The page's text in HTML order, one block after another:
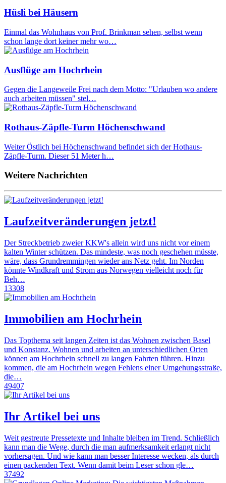
Hüsli bei Häusern
Einmal das Wohnhaus von Prof. Brinkman sehen, selbst wenn
schon lange dort keiner mehr wo…
Ausflüge am Hochrhein
Gegen die Langeweile Frei nach dem Motto: "Urlauben wo andere
auch arbeiten müssen" stel…
Rothaus-Zäpfle-Turm Höchenschwand
Weiter Östlich bei Höchenschwand befindet sich der Hothaus-
Zäpfle-Turm. Dieser 51 Meter h…
Weitere Nachrichten
Laufzeitveränderungen jetzt!
Der Streckbetrieb zweier KKW's allein wird uns nicht vor einem
kalten Winter schützen. Das mindeste, was noch geschehen müsste,
wäre, dass Grundremmingen wieder ans Netz geht. Im Norden
könnte Windkraft und Strom aus Norwegen vielleicht noch für
Beh…
13308
Immobilien am Hochrhein
Das Topthema seit langen Zeiten ist das Wohnen zwischen Basel
und Konstanz. Wohnen und arbeiten an unterschiedlichen Orten
können am Hochrhein schnell zu langen Fahrten führen. Hinzu
kommen, die am Hochrhein wegen Fehlens einer Umgehungsstraße,
die…
49407
Ihr Artikel bei uns
Weit gestreute Pressetexte und Inhalte bleiben im Trend. Schließlich
kann man die Wege, durch die man aufmerksamkeit erlangt nicht
vorhersagen. Und wie kann man besser Interesse wecken, als durch
einen packenden Text. Wenn damit beim Leser schon gle…
37492